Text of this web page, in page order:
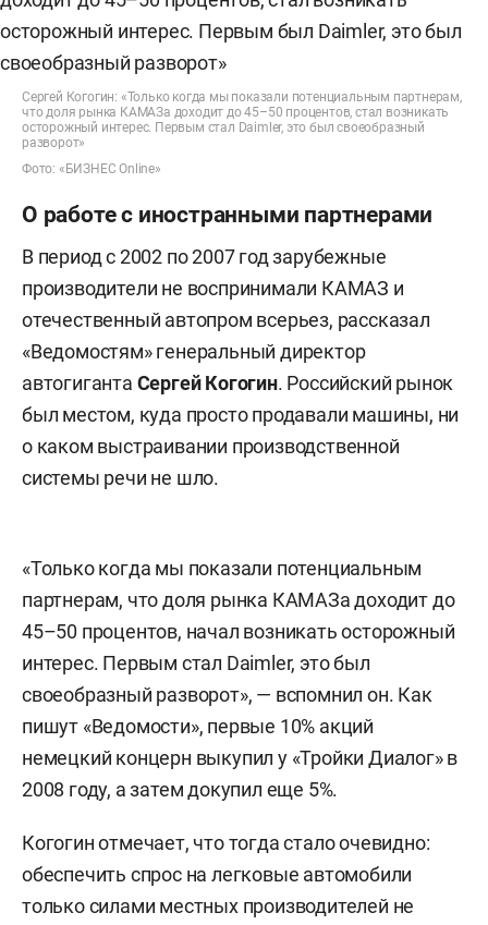
Сергей Когогин: «Только когда мы показали потенциальным партнерам,
что доля рынка КАМАЗа доходит до 45–50 процентов, стал возникать
осторожный интерес. Первым стал Daimler, это был своеобразный
разворот»
Фото: «БИЗНЕС Online»
О работе с иностранными партнерами
В период с 2002 по 2007 год зарубежные
производители не воспринимали КАМАЗ и
отечественный автопром всерьез, рассказал
«Ведомостям» генеральный директор
автогиганта Сергей Когогин. Российский рынок
был местом, куда просто продавали машины, ни
о каком выстраивании производственной
системы речи не шло.
«Только когда мы показали потенциальным
партнерам, что доля рынка КАМАЗа доходит до
45–50 процентов, начал возникать осторожный
интерес. Первым стал Daimler, это был
своеобразный разворот», — вспомнил он. Как
пишут «Ведомости», первые 10% акций
немецкий концерн выкупил у «Тройки Диалог» в
2008 году, а затем докупил еще 5%.
Когогин отмечает, что тогда стало очевидно:
обеспечить спрос на легковые автомобили
только силами местных производителей не